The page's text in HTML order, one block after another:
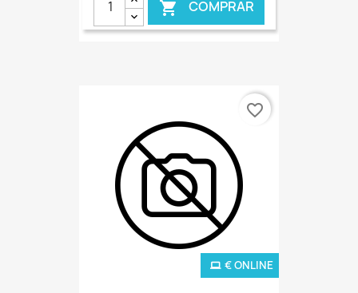
 COMPRAR
€ ONLINE
favorite_border